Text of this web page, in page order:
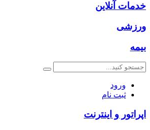
خدمات آنلاین
ورزشی
بیمه
ورود
ثبت نام
اپراتور و اینترنت